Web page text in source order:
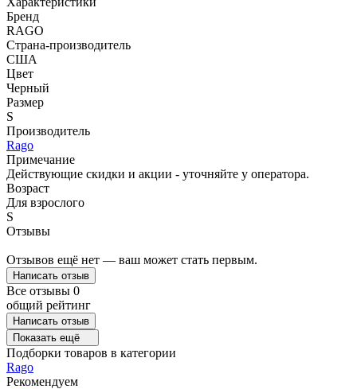
Бренд
RAGO
Страна-производитель
США
Цвет
Черный
Размер
S
Производитель
Rago
Примечание
Действующие скидки и акции - уточняйте у оператора.
Возраст
Для взрослого
S
Отзывы
Отзывов ещё нет — ваш может стать первым.
Написать отзыв
Все отзывы 0
общий рейтинг
Написать отзыв
Показать ещё
Подборки товаров в категории
Rago
Рекомендуем